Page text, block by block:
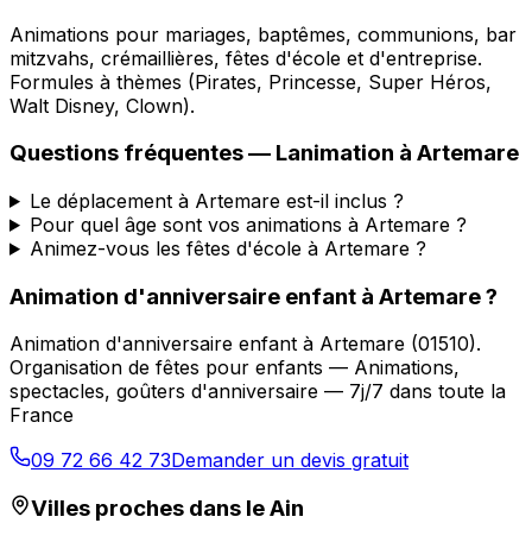
Animations pour mariages, baptêmes, communions, bar
mitzvahs, crémaillières, fêtes d'école et d'entreprise.
Formules à thèmes (Pirates, Princesse, Super Héros,
Walt Disney, Clown).
Questions fréquentes — Lanimation à Artemare
Le déplacement à Artemare est-il inclus ?
Pour quel âge sont vos animations à Artemare ?
Animez-vous les fêtes d'école à Artemare ?
Animation d'anniversaire enfant à Artemare?
Animation d'anniversaire enfant à Artemare (01510).
Organisation de fêtes pour enfants — Animations,
spectacles, goûters d'anniversaire — 7j/7 dans toute la
France
09 72 66 42 73Demander un devis gratuit
Villes proches dans leAin